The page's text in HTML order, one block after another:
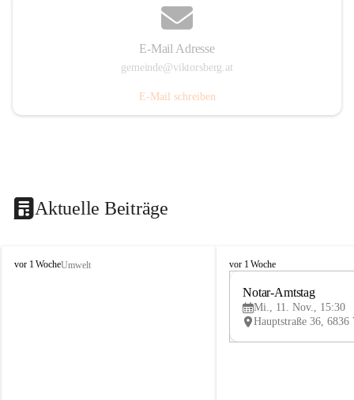
E-Mail Adresse
gemeinde@viktorsberg.at
E-Mail schreiben
Aktuelle Beiträge
V
vor 1 WocheUmwelt
V
vor 1 Woche
Notar-Amtstag
Mi., 11. Nov., 15:30